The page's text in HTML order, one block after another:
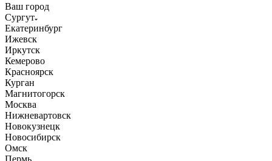
Ваш город
Сургут
Екатеринбург
Ижевск
Иркутск
Кемерово
Красноярск
Курган
Магнитогорск
Москва
Нижневартовск
Новокузнецк
Новосибирск
Омск
Пермь